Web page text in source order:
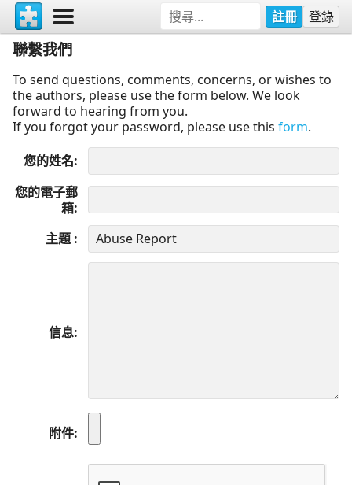
註冊 登錄
聯繫我們
To send questions, comments, concerns, or wishes to
the authors, please use the form below. We look
forward to hearing from you.
If you forgot your password, please use this form.
您的姓名
您的電子郵
箱
主題
信息
附件